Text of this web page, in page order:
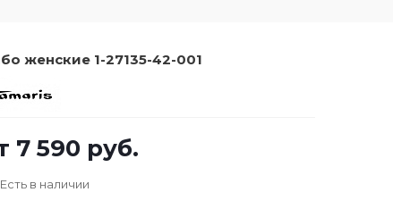
женские 1-27135-42-001
7 590 руб.
Есть в наличии